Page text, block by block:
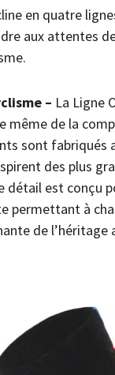
en quatre
aux attentes
– La Ligne
même de la
sont fabriqués
des plus
détail est conçu
permettant à
de l’héritage